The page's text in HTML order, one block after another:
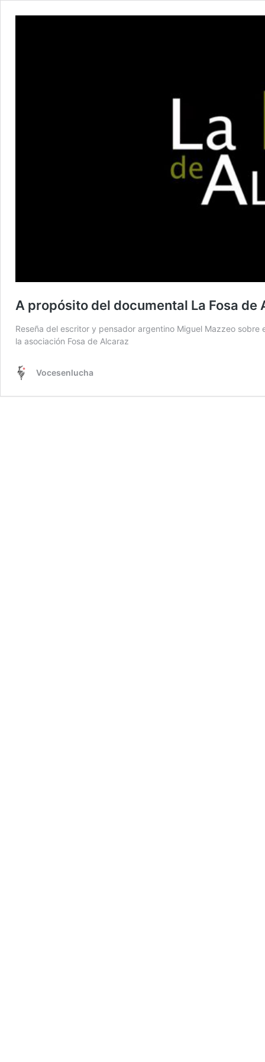
A propósito del documental La Fosa de
Reseña del escritor y pensador argentino Miguel Mazzeo
la asociación Fosa de Alcaraz
Vocesenlucha